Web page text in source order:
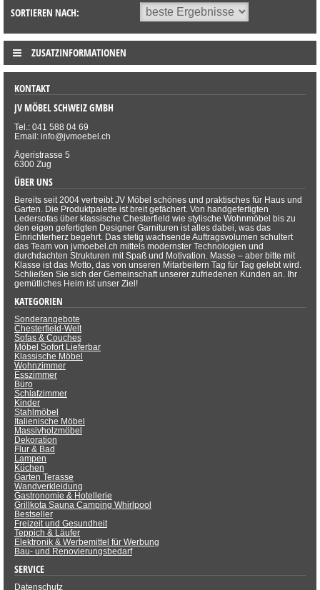
SORTIEREN NACH:
ZUSATZINFORMATIONEN
KONTAKT
JV MÖBEL SCHWEIZ GMBH
Tel.: 041 588 04 69
Email: info@jvmoebel.ch
Ägeristrasse 5
6300 Zug
ÜBER UNS
Bereits seit 2004 vertreibt JV Möbel schönes und praktisches für Haus und
Garten. Die Produktpalette ist breit gefächert. Von handgefertigten
Ledersofas über klassische Chesterfield wie stylische Wohnmöbel bis zu
den eigen gefertigten Designer Garnituren ist alles dabei, was das
Einrichterherz begehrt. Das stetig wachsende Auftragsvolumen schultert
das Team von jvmoebel.ch mittels modernster Technologien und
durchdachten Strukturen mit Spaß und Motivation. Masse – aber bitte mit
Klasse ist das Motto, das von unseren Mitarbeitern Tag für Tag gelebt wird.
Schließen Sie sich der Gemeinschaft unserer zufriedenen Kunden an. Ihr
gemütliches Heim ist unser Ziel!
KATEGORIEN
Sonderangebote
Chesterfield-Welt
Sofas & Couches
Möbel Sofort Lieferbar
Klassische Möbel
Wohnzimmer
Esszimmer
Büro
Schlafzimmer
Kinder
Stahlmöbel
Italienische Möbel
Massivholzmöbel
Dekoration
Flur & Bad
Lampen
Küchen
Garten Terasse
Wandverkleidung
Gastronomie & Hotellerie
Grillkota Sauna Camping Whirlpool
Bestseller
Freizeit und Gesundheit
Teppich & Läufer
Elektronik & Werbemittel für Werbung
Bau- und Renovierungsbedarf
SERVICE
Datenschutz